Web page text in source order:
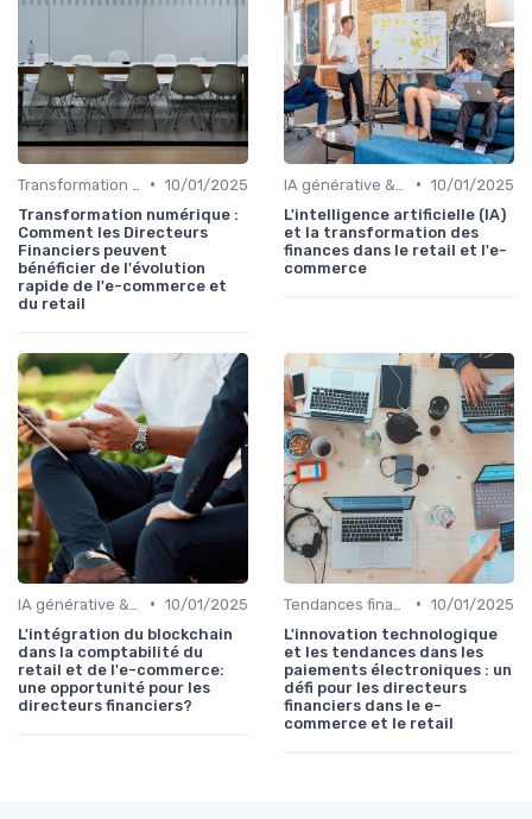
• 10/01/2025
Transformation numérique :
Comment les Directeurs
Financiers peuvent
bénéficier de l'évolution
rapide de l'e-commerce et
du retail
• 10/01/2025
L'intelligence artificielle (IA)
et la transformation des
finances dans le retail et l'e-
commerce
• 10/01/2025
L'intégration du blockchain
dans la comptabilité du
retail et de l'e-commerce:
une opportunité pour les
directeurs financiers?
• 10/01/2025
L'innovation technologique
et les tendances dans les
paiements électroniques : un
défi pour les directeurs
financiers dans le e-
commerce et le retail